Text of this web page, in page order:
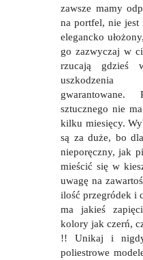
zawsze mamy
na portfel, nie
elegancko
go zazwyczaj w
rzucają gdzieś
uszkodzenia
sztucznego nie
kilku miesięcy.
są za duże, bo
nieporęczny, jak
mieścić się w
uwagę na
ilość przegródek i
ma jakieś
kolory jak czerń,
!! Unikaj i
poliestrowe